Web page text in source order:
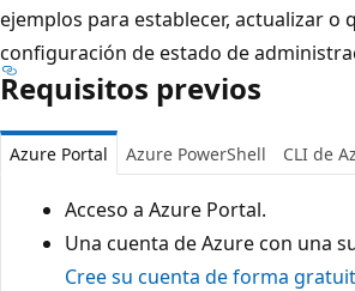
ejemplos para establecer, actualizar o
configuración de estado de
Requisitos previos
Azure Portal Azure PowerShell CLI de
Acceso a Azure Portal.
Una cuenta de Azure con una
Cree su cuenta de forma